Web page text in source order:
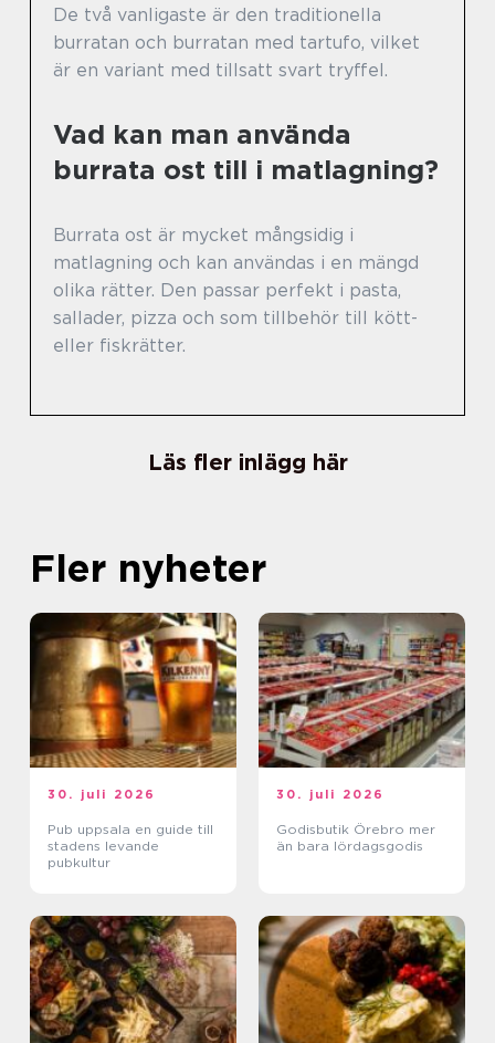
De två vanligaste är den traditionella
burratan och burratan med tartufo, vilket
är en variant med tillsatt svart tryffel.
Vad kan man använda
burrata ost till i matlagning?
Burrata ost är mycket mångsidig i
matlagning och kan användas i en mängd
olika rätter. Den passar perfekt i pasta,
sallader, pizza och som tillbehör till kött-
eller fiskrätter.
Läs fler inlägg här
Fler nyheter
30. juli 2026
Pub uppsala en guide till
stadens levande
pubkultur
30. juli 2026
Godisbutik Örebro mer
än bara lördagsgodis